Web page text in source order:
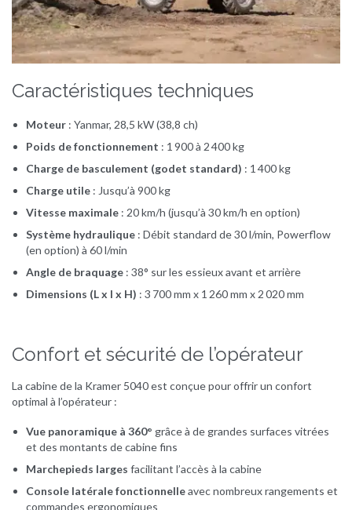
Caractéristiques techniques
Moteur : Yanmar, 28,5 kW (38,8 ch)
Poids de fonctionnement : 1 900 à 2 400 kg
Charge de basculement (godet standard) : 1 400 kg
Charge utile : Jusqu’à 900 kg
Vitesse maximale : 20 km/h (jusqu’à 30 km/h en option)
Système hydraulique : Débit standard de 30 l/min, Powerflow
(en option) à 60 l/min
Angle de braquage : 38° sur les essieux avant et arrière
Dimensions (L x l x H) : 3 700 mm x 1 260 mm x 2 020 mm
Confort et sécurité de l’opérateur
La cabine de la Kramer 5040 est conçue pour offrir un confort
optimal à l’opérateur :
Vue panoramique à 360° grâce à de grandes surfaces vitrées
et des montants de cabine fins
Marchepieds larges facilitant l’accès à la cabine
Console latérale fonctionnelleavec nombreux rangements et
commandes ergonomiques